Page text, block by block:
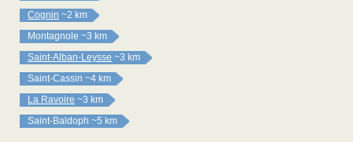
Cognin ~2 km
Montagnole ~3 km
Saint-Alban-Leysse ~3 km
Saint-Cassin ~4 km
La Ravoire ~3 km
Saint-Baldoph ~5 km